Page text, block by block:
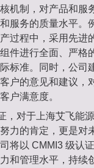
机制，对产品和服
服务的质量水平。
过程中，采用先进
件进行全面、严格
标准。同时，公司
户的意见和建议，
户满意度。
，对于上海艾飞能
力的肯定，更是对
将以 CMMI3 级认
和管理水平，持续